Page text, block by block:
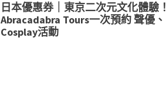
日本優惠券｜東京二次元文化體驗！
Abracadabra Tours一次預約 聲優、
Cosplay活動